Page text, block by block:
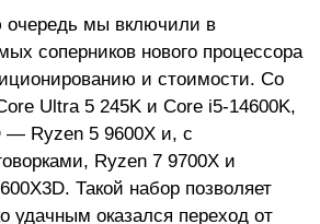
очередь мы включили в
соперников нового процессора
и стоимости. Со
Ultra 5 245K и Core i5-14600K,
— Ryzen 5 9600X и, с
Ryzen 7 9700X и
Такой набор позволяет
удачным оказался переход от